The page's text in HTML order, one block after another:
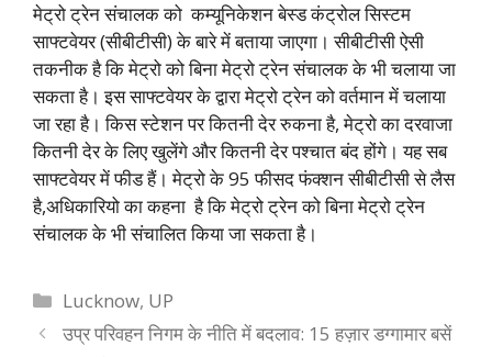
मेट्रो ट्रेन संचालक को कम्यूनिकेशन बेस्ड कंट्रोल सिस्टम
साफ्टवेयर (सीबीटीसी) के बारे में बताया जाएगा। सीबीटीसी ऐसी
तकनीक है कि मेट्रो को बिना मेट्रो ट्रेन संचालक के भी चलाया जा
सकता है। इस साफ्टवेयर के द्वारा मेट्रो ट्रेन को वर्तमान में चलाया
जा रहा है। किस स्टेशन पर कितनी देर रुकना है, मेट्रो का दरवाजा
कितनी देर के लिए खुलेंगे और कितनी देर पश्चात बंद होंगे। यह सब
साफ्टवेयर में फीड हैं। मेट्रो के 95 फीसद फंक्शन सीबीटीसी से लैस
है,अधिकारियो का कहना है कि मेट्रो ट्रेन को बिना मेट्रो ट्रेन
संचालक के भी संचालित किया जा सकता है।
Categories
Lucknow, UP
उप्र परिवहन निगम के नीति में बदलाव: 15 हज़ार डग्गामार बसें